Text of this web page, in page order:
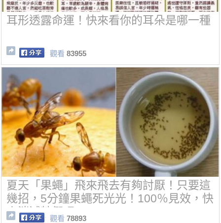
耳形透露命運！快來看你的耳朵是哪一種
觀看 83955
夏天「果蠅」飛來飛去有夠討厭！只要這
幾招，5分鐘果蠅死光光！100％見效，快
來消滅牠們吧~
觀看 78893